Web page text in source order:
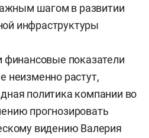
шагом в развитии
инфраструктуры
финансовые показатели
неизменно растут,
политика компании во
прогнозировать
видению Валерия